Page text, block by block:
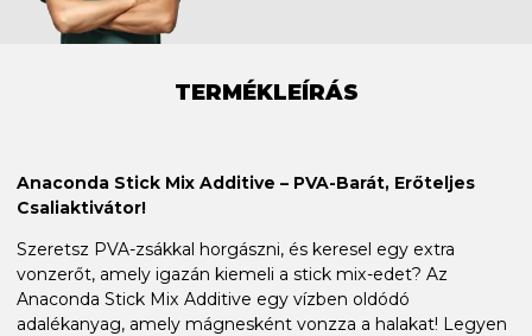
TERMÉKLEÍRÁS
Anaconda Stick Mix Additive – PVA-Barát, Erőteljes
Csaliaktivátor!
Szeretsz PVA-zsákkal horgászni, és keresel egy extra
vonzerőt, amely igazán kiemeli a stick mix-edet? Az
Anaconda Stick Mix Additive egy vízben oldódó
adalékanyag, amely mágnesként vonzza a halakat! Legyen